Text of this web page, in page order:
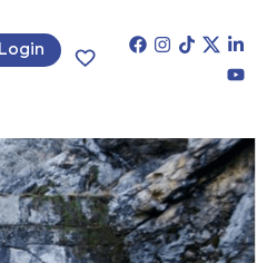
Login